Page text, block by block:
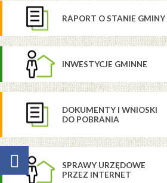
RAPORT O STANIE GMINY
INWESTYCJE GMINNE
DOKUMENTY I WNIOSKI
DO POBRANIA
SPRAWY URZĘDOWE
PRZEZ INTERNET